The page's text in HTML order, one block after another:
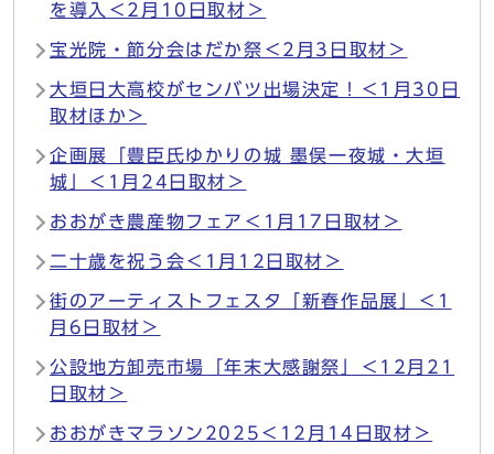
を導入＜2月10日取材＞
宝光院・節分会はだか祭＜2月3日取材＞
大垣日大高校がセンバツ出場決定！＜1月30日
取材ほか＞
企画展「豊臣氏ゆかりの城 墨俣一夜城・大垣
城」＜1月24日取材＞
おおがき農産物フェア＜1月17日取材＞
二十歳を祝う会＜1月12日取材＞
街のアーティストフェスタ「新春作品展」＜1
月6日取材＞
公設地方卸売市場「年末大感謝祭」＜12月21
日取材＞
おおがきマラソン2025＜12月14日取材＞